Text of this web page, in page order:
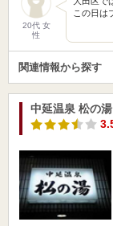
20代 女
性
この日は
関連情報から探す
中延温泉 松の湯